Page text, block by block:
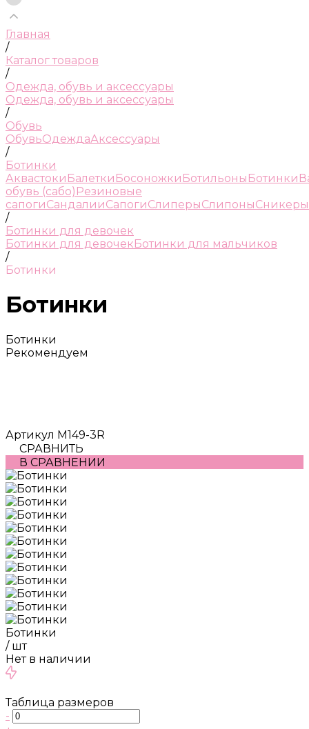
Главная
/
Каталог товаров
/
Одежда, обувь и аксессуары
Одежда, обувь и аксессуары
/
Обувь
ОбувьОдеждаАксессуары
/
Ботинки
Аквастоки Балетки Босоножки Ботильоны Ботинки
обувь (сабо) Резиновые
сапогиСандалииСапогиСлиперыСлипоныСникеры
/
Ботинки для девочек
Ботинки для девочекБотинки для мальчиков
/
Ботинки
Ботинки
Ботинки
Рекомендуем
Артикул M149-3R
СРАВНИТЬ
В СРАВНЕНИИ
Ботинки
/ шт
Нет в наличии
Таблица размеров
-